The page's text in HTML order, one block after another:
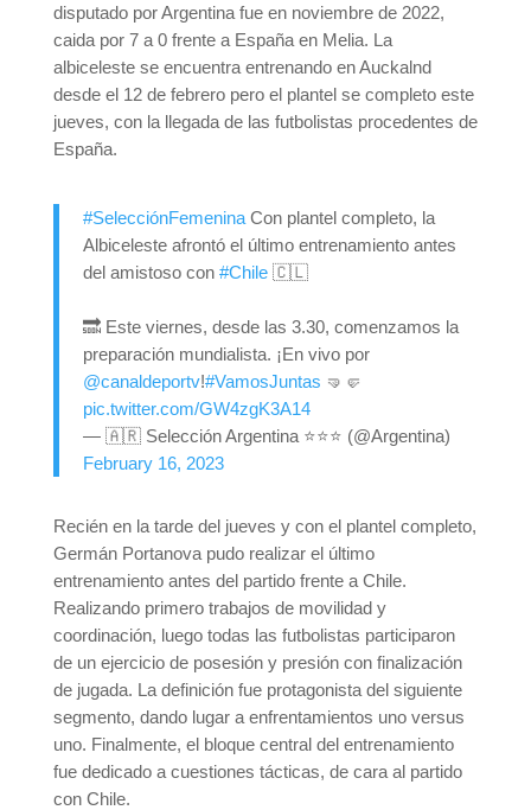
disputado por Argentina fue en noviembre de 2022,
caida por 7 a 0 frente a España en Melia. La
albiceleste se encuentra entrenando en Auckalnd
desde el 12 de febrero pero el plantel se completo este
jueves, con la llegada de las futbolistas procedentes de
España.
#SelecciónFemeninaCon plantel completo, la
Albiceleste afrontó el último entrenamiento antes
del amistoso con #Chile🇨🇱
🔜 Este viernes, desde las 3.30, comenzamos la
preparación mundialista. ¡En vivo por
@canaldeportv!#VamosJuntas 🤜🤛
pic.twitter.com/GW4zgK3A14
— 🇦🇷 Selección Argentina ⭐⭐⭐ (@Argentina)
February 16, 2023
Recién en la tarde del jueves y con el plantel completo,
Germán Portanova pudo realizar el último
entrenamiento antes del partido frente a Chile.
Realizando primero trabajos de movilidad y
coordinación, luego todas las futbolistas participaron
de un ejercicio de posesión y presión con finalización
de jugada. La definición fue protagonista del siguiente
segmento, dando lugar a enfrentamientos uno versus
uno. Finalmente, el bloque central del entrenamiento
fue dedicado a cuestiones tácticas, de cara al partido
con Chile.